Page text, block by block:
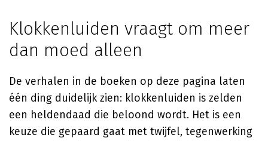
Klokkenluiden vraagt om meer
dan moed alleen
De verhalen in de boeken op deze pagina laten
één ding duidelijk zien: klokkenluiden is zelden
een heldendaad die beloond wordt. Het is een
keuze die gepaard gaat met twijfel, tegenwerking